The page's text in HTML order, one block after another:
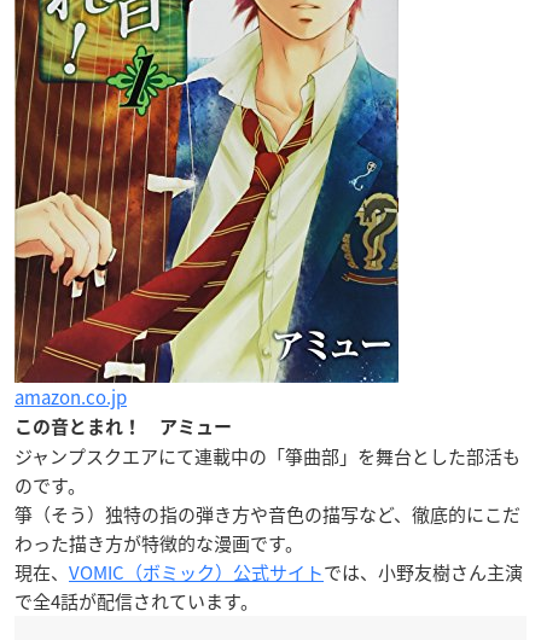
amazon.co.jp
この音とまれ！ アミュー
ジャンプスクエアにて連載中の「箏曲部」を舞台とした部活も
のです。
箏（そう）独特の指の弾き方や音色の描写など、徹底的にこだ
わった描き方が特徴的な漫画です。
現在、 VOMIC（ボミック）公式サイトでは、小野友樹さん主演
で全4話が配信されています。